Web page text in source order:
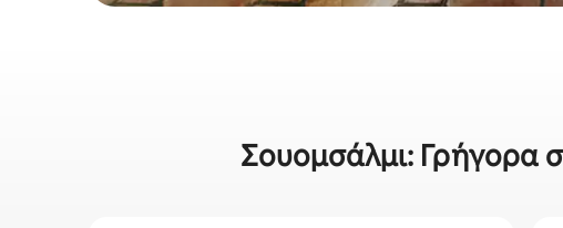
Σουομσάλμι: Γρήγορα